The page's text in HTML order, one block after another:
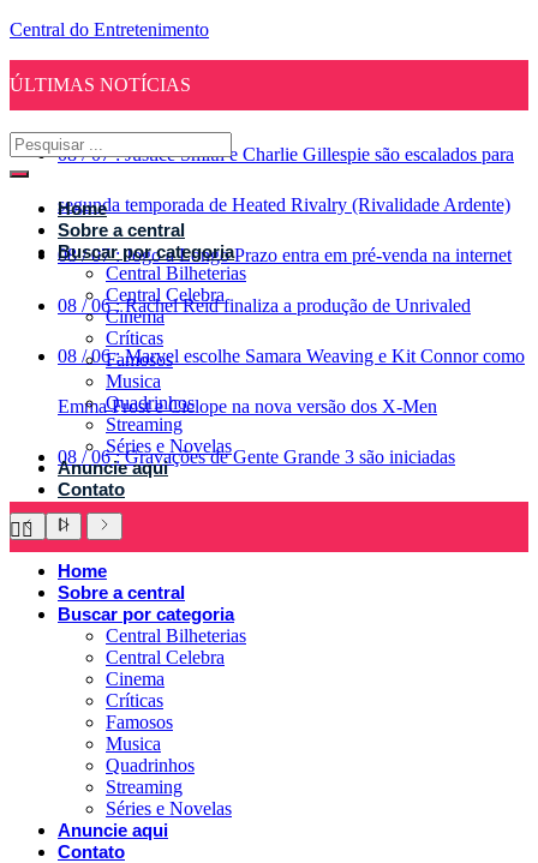
Central do Entretenimento
ÚLTIMAS NOTÍCIAS
08 / 07 : Justice Smith e Charlie Gillespie são escalados para
segunda temporada de Heated Rivalry (Rivalidade Ardente)
08 / 07 : Jogo a Longo Prazo entra em pré-venda na internet
08 / 06 : Rachel Reid finaliza a produção de Unrivaled
08 / 06 : Marvel escolhe Samara Weaving e Kit Connor como
Emma Frost e Ciclope na nova versão dos X-Men
08 / 06 : Gravações de Gente Grande 3 são iniciadas
Home
Sobre a central
Buscar por categoria
Central Bilheterias
Central Celebra
Cinema
Críticas
Famosos
Musica
Quadrinhos
Streaming
Séries e Novelas
Anuncie aqui
Contato
Home
Sobre a central
Buscar por categoria
Central Bilheterias
Central Celebra
Cinema
Críticas
Famosos
Musica
Quadrinhos
Streaming
Séries e Novelas
Anuncie aqui
Contato